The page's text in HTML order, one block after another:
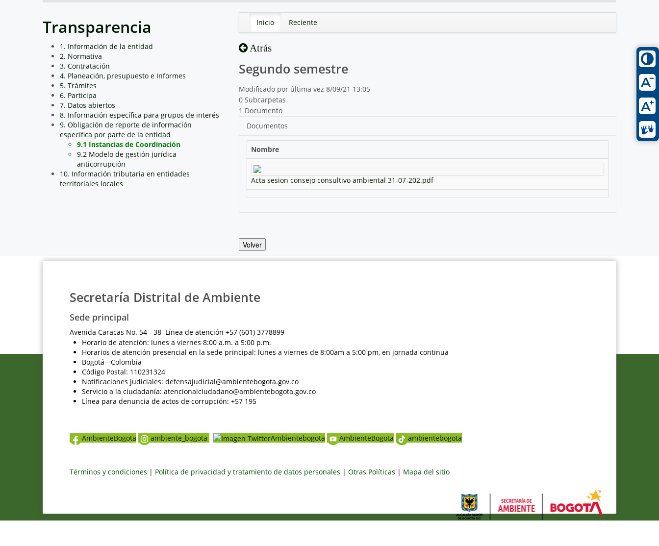
Transparencia
1. Información de la entidad
2. Normativa
3. Contratación
4. Planeación, presupuesto e Informes
5. Trámites
6. Participa
7. Datos abiertos
8. Información específica para grupos de interés
9. Obligación de reporte de información
específica por parte de la entidad
9.1 Instancias de Coordinación
9.2 Modelo de gestión jurídica
anticorrupción
10. Información tributaria en entidades
territoriales locales
Inicio Reciente
Atrás
Segundo semestre
Modificado por última vez 8/09/21 13:05
0 Subcarpetas
1 Documento
Documentos
Nombre
Acta sesion consejo consultivo ambiental 31-07-202.pdf
Volver
Secretaría Distrital de Ambiente
Sede principal
Avenida Caracas No. 54 - 38 Línea de atención +57 (601) 3778899
Horario de atención: lunes a viernes 8:00 a.m. a 5:00 p.m.
Horarios de atención presencial en la sede principal: lunes a viernes de 8:00am a 5:00 pm, en jornada continua
Bogotá - Colombia
Código Postal: 110231324
Notificaciones judiciales: defensajudicial@ambientebogota.gov.co
Servicio a la ciudadanía: atencionalciudadano@ambientebogota.gov.co
Línea para denuncia de actos de corrupción: +57 195
AmbienteBogota ambiente_bogota Ambientebogota AmbienteBogota ambientebogota
Términos y condiciones | Política de privacidad y tratamiento de datos personales | Otras Políticas | Mapa del sitio